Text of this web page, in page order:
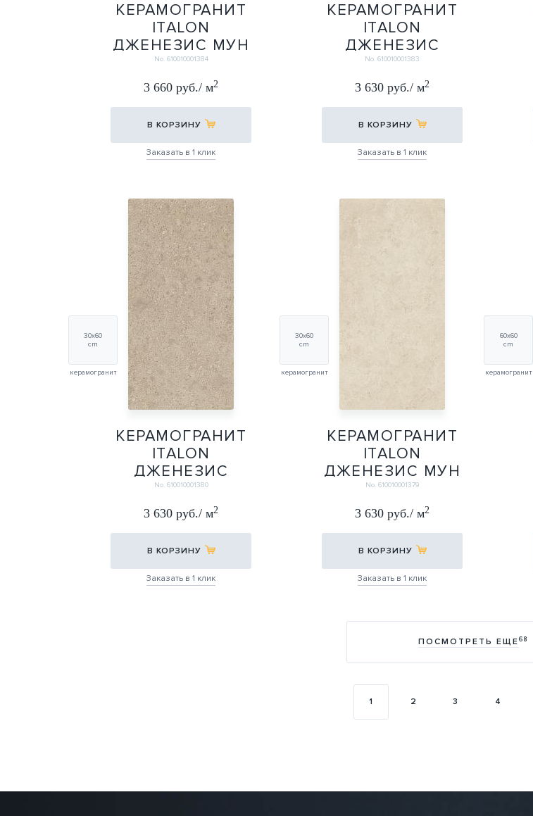
КЕРАМОГРАНИТ
ITALON
ДЖЕНЕЗИС МУН
УАЙТ ГРИП
30Х60
30Х60
No. 610010001384
3 660 руб./ м2
В КОРЗИНУ
Заказать в 1 клик
КЕРАМОГРАНИТ
ITALON
ДЖЕНЕЗИС
МЕРКУРИ БРАУН
30Х60
30Х60
No. 610010001383
3 630 руб./ м2
В КОРЗИНУ
Заказать в 1 клик
30х60
cm
керамогранит
КЕРАМОГРАНИТ
ITALON
ДЖЕНЕЗИС
ВЕНУС КРИМ
30Х60
30Х60
No. 610010001380
3 630 руб./ м2
В КОРЗИНУ
Заказать в 1 клик
30х60
cm
керамогранит
КЕРАМОГРАНИТ
ITALON
ДЖЕНЕЗИС МУН
УАЙТ 30Х60
30Х60
No. 610010001379
3 630 руб./ м2
В КОРЗИНУ
Заказать в 1 клик
60х60
cm
керамогранит
ПОСМОТРЕТЬ ЕЩЕ68
1 2 3 4